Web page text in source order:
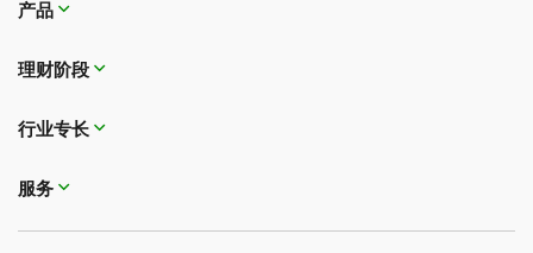
产品
理财阶段
行业专长
服务